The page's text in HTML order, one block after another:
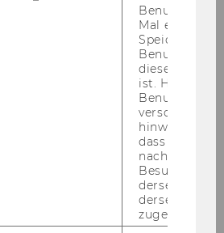
16. November 2005, 7.
Benutzer
Mal eine
Speichert die
Benutzer-ID,
diese Seite
ist. Hotjar
Benutzer
verschiedene
hinweg.Stellt
dass Daten
Besuchen auf
derselben
derselben
zugeordnet